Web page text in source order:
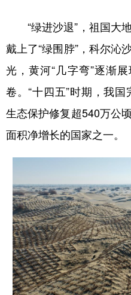
“绿进沙退”，祖国大
戴上了“绿围脖”，科尔沁
光，黄河“几字弯”逐渐
卷。“十四五”时期，我国
生态保护修复超540万公
面积净增长的国家之一。